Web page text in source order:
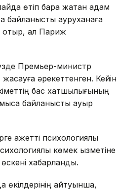
өтіп бара жатқан адам
байланысты ауруханаға
отыр, ал Париж
Премьер-министр
әрекеттенген. Кейін
бас хатшылығының
байланысты ауыр
қажетті психологиялық
көмек қызметіне
хабарланды.
өкілдерінің айтуынша,